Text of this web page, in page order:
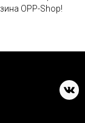
OPP-Shop!